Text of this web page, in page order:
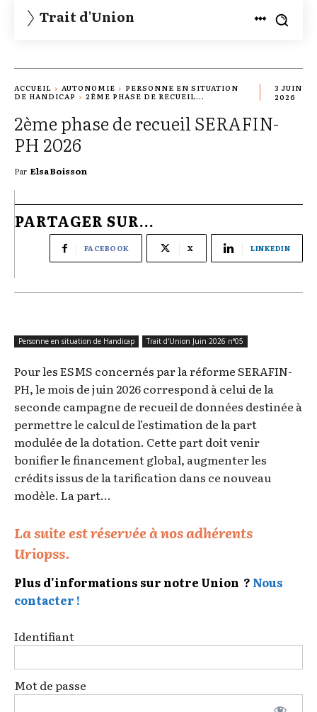
Trait d'Union
ACCUEIL AUTONOMIE
PERSONNE EN SITUATION
DE HANDICAP
2ÈME PHASE DE RECUEIL...
3 JUIN
2026
2ème phase de recueil SERAFIN-
PH 2026
Par Elsa Boisson
PARTAGER SUR...
FACEBOOK X LINKEDIN
Personne en situation de Handicap Trait d'Union Juin 2026 n°05
Pour les ESMS concernés par la réforme SERAFIN-
PH, le mois de juin 2026 correspond à celui de la
seconde campagne de recueil de données destinée à
permettre le calcul de l’estimation de la part
modulée de la dotation. Cette part doit venir
bonifier le financement global, augmenter les
crédits issus de la tarification dans ce nouveau
modèle. La part...
La suite est réservée à nos adhérents
Uriopss.
Plus d'informations sur notre Union ? Nous
contacter !
Identifiant
Mot de passe